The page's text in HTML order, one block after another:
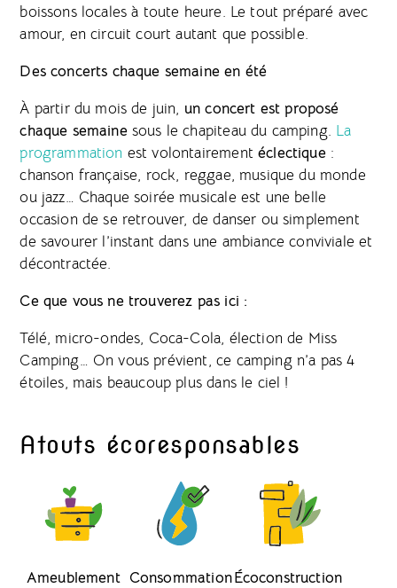
boissons locales à toute heure. Le tout préparé avec
amour, en circuit court autant que possible.
Des concerts chaque semaine en été
À partir du mois de juin, un concert est proposé
chaque semainesous le chapiteau du camping. La
programmation est volontairementéclectique:
chanson française, rock, reggae, musique du monde
ou jazz… Chaque soirée musicale est une belle
occasion de se retrouver, de danser ou simplement
de savourer l’instant dans une ambiance conviviale et
décontractée.
Ce que vous ne trouverez pas ici :
Télé, micro-ondes, Coca-Cola, élection de Miss
Camping… On vous prévient, ce camping n’a pas 4
étoiles, mais beaucoup plus dans le ciel !
Atouts écoresponsables
Ameublement ConsommationÉcoconstruction